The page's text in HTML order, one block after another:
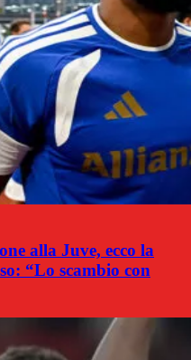
alla Juve, ecco la
“Lo scambio con